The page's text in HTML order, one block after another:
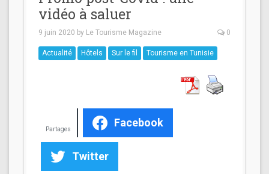
vidéo à saluer
9 juin 2020 by Le Tourisme Magazine 0
Actualité Hôtels Sur le fil Tourisme en Tunisie
Facebook
Twitter
Partages